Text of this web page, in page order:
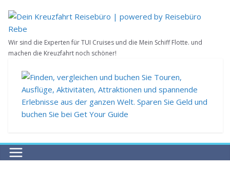
Inhalt
springen
Wir sind die Experten für TUI Cruises und die Mein Schiff Flotte. und
machen die Kreuzfahrt noch schöner!